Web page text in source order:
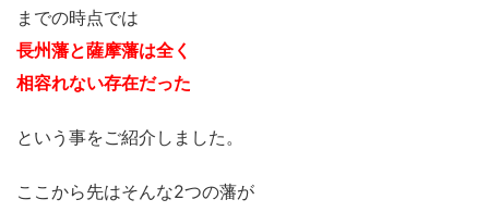
までの時点では
長州藩と薩摩藩は全く
相容れない存在だった
という事をご紹介しました。
ここから先はそんな2つの藩が